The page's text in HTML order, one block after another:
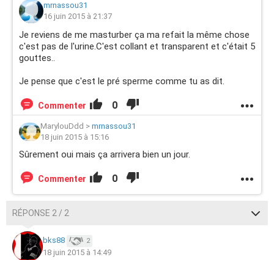
mrnassou31
16 juin 2015 à 21:37
Je reviens de me masturber ça ma refait la même chose
c'est pas de l'urine.C'est collant et transparent et c'était 5
gouttes..
Je pense que c'est le pré sperme comme tu as dit.
Commenter 0
MarylouDdd > mrnassou31
18 juin 2015 à 15:16
Sûrement oui mais ça arrivera bien un jour.
Commenter 0
RÉPONSE 2 / 2
bks88 2
18 juin 2015 à 14:49